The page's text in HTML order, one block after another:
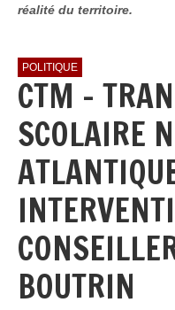
réalité du territoire.
POLITIQUE
CTM -
SCOLAIRE
BOUTRIN